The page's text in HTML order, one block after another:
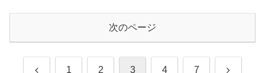
次のページ
前 1 2 3 4 7 次